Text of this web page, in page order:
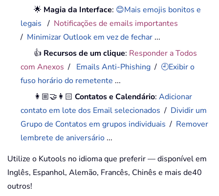
🌟 Magia da Interface: 😊Mais emojis bonitos e
legais / Notificações de emails importantes
/ Minimizar Outlook em vez de fechar ...
👍 Recursos de um clique: Responder a Todos
com Anexos / Emails Anti-Phishing / 🕘Exibir o
fuso horário do remetente ...
👩🏼‍🤝‍👩🏻Contatos e Calendário:Adicionar
contato em lote dos Email selecionados / Dividir um
Grupo de Contatos em grupos individuais / Remover
lembrete de aniversário ...
Utilize o Kutools no idioma que preferir — disponível em
Inglês, Espanhol, Alemão, Francês, Chinês e mais de40
outros!